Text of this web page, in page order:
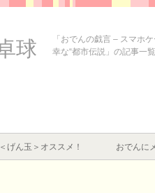
球
「おでんの戯言 – スマホ
幸な“都市伝説」の記事一
＜げん玉＞オススメ！ おでんに